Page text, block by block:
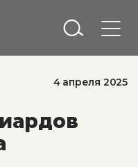
4 апреля 2025